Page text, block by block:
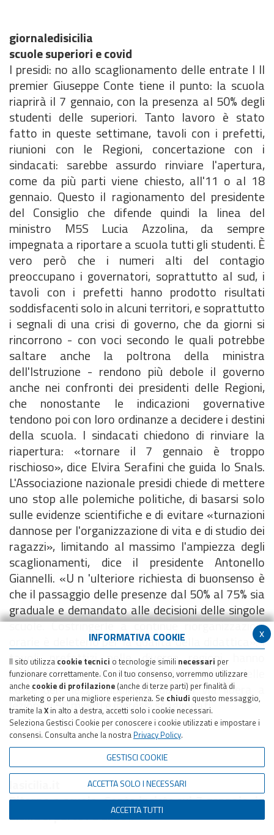
x
INFORMATIVA COOKIE
Il sito utilizza cookie tecnici o tecnologie simili necessari per
funzionare correttamente. Con il tuo consenso, vorremmo utilizzare
anche cookie di profilazione (anche di terze parti) per finalità di
marketing o per una migliore esperienza. Se chiudi questo messaggio,
tramite laX in alto a destra, accetti solo i cookie necessari.
Seleziona Gestisci Cookie per conoscere i cookie utilizzati e impostare i
consensi. Consulta anche la nostra Privacy Policy.
GESTISCI COOKIE
ACCETTA SOLO I NECESSARI
ACCETTA TUTTI
giornaledisicilia
scuole superiori e covid
I presidi: no allo scaglionamento delle entrate l Il
premier Giuseppe Conte tiene il punto: la scuola
riaprirà il 7 gennaio, con la presenza al 50% degli
studenti delle superiori. Tanto lavoro è stato
fatto in queste settimane, tavoli con i prefetti,
riunioni con le Regioni, concertazione con i
sindacati: sarebbe assurdo rinviare l'apertura,
come da più parti viene chiesto, all'11 o al 18
gennaio. Questo il ragionamento del presidente
del Consiglio che difende quindi la linea del
ministro M5S Lucia Azzolina, da sempre
impegnata a riportare a scuola tutti gli studenti. È
vero però che i numeri alti del contagio
preoccupano i governatori, soprattutto al sud, i
tavoli con i prefetti hanno prodotto risultati
soddisfacenti solo in alcuni territori, e soprattutto
i segnali di una crisi di governo, che da giorni si
rincorrono - con voci secondo le quali potrebbe
saltare anche la poltrona della ministra
dell'Istruzione - rendono più debole il governo
anche nei confronti dei presidenti delle Regioni,
che nonostante le indicazioni governative
tendono poi con loro ordinanze a decidere i destini
della scuola. I sindacati chiedono di rinviare la
riapertura: «tornare il 7 gennaio è troppo
rischioso», dice Elvira Serafini che guida lo Snals.
L'Associazione nazionale presidi chiede di mettere
uno stop alle polemiche politiche, di basarsi solo
sulle evidenze scientifiche e di evitare «turnazioni
dannose per l'organizzazione di vita e di studio dei
ragazzi», limitando al massimo l'ampiezza degli
scaglionamenti, dice il presidente Antonello
Giannelli. «U n 'ulteriore richiesta di buonsenso è
che il passaggio delle presenze dal 50% al 75% sia
graduale e demandato alle decisioni delle singole
scuole. Costringerle a continue riorganizzazioni
orarie è deleterio per la qualità della didattica». I
tavoli prefettizi nelle diverse regioni hanno
portato ad un potenziamento del numero e delle
corse dei mezzi pubblici, e dato il via libera a
lezioni di 50 minuti e ingressi scaglionati.
Ritorno a scuola, Conte insiste sul 7 gennaio: in
Sicilia si parte l'8 al 50%